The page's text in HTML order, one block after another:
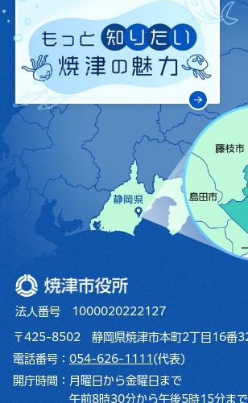
焼津市役所
法人番号 1000020222127
〒425-8502 静岡県焼津市本町2丁目16番
電話番号： 054-626-1111 (代表)
開庁時間： 月曜日から金曜日まで
午前8時30分から午後5時15分まで